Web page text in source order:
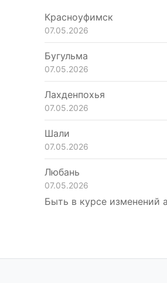
Красноуфимск
07.05.2026
Бугульма
07.05.2026
Лахденпохья
07.05.2026
Шали
07.05.2026
Любань
07.05.2026
Быть в курсе изменений